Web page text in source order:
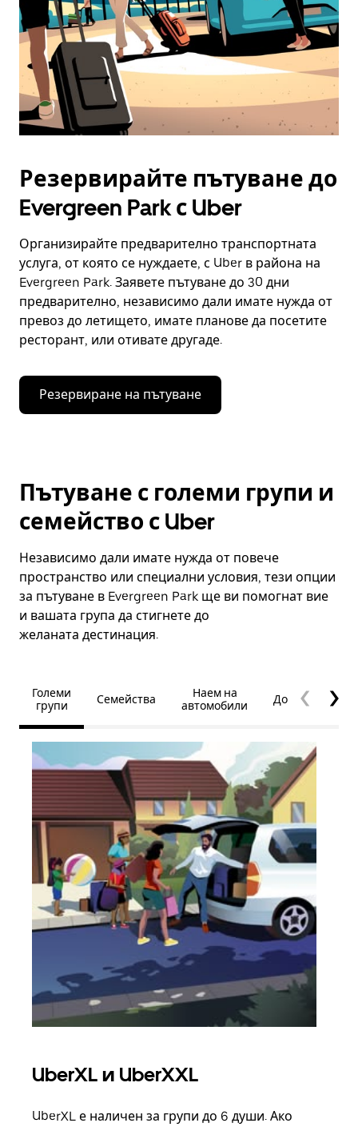
Резервирайте пътуване до
Evergreen Park с Uber
Организирайте предварително транспортната
услуга, от която се нуждаете, с Uber в района на
Evergreen Park. Заявете пътуване до 30 дни
предварително, независимо дали имате нужда от
превоз до летището, имате планове да посетите
ресторант, или отивате другаде.
Резервиране на пътуване
Пътуване с големи групи и
семейство с Uber
Независимо дали имате нужда от повече
пространство или специални условия, тези опции
за пътуване в Evergreen Park ще ви помогнат вие
и вашата група да стигнете до
желаната дестинация.
Големи
групи
Семейства
Наем на
автомобили
Достъпност
UberXL и UberXXL
UberXL е наличен за групи до 6 души. Ако